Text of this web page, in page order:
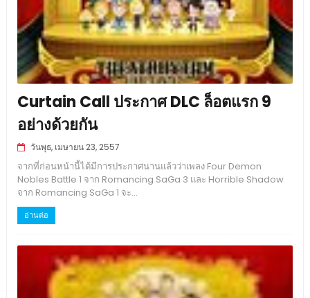
Curtain Call ประกาศ DLC ล็อตแรก 9
อย่างด้วยกัน
วันพุธ, เมษายน 23, 2557
จากที่ก่อนหน้านี้ได้มีการประกาศนานแล้วว่าเพลง Four Demon
Nobles Battle 1 จาก Romancing SaGa 3 และ Horrible Shadow
จาก Romancing SaGa 1 จะ...
อ่านต่อ